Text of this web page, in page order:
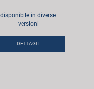
disponibile in diverse
versioni
DETTAGLI